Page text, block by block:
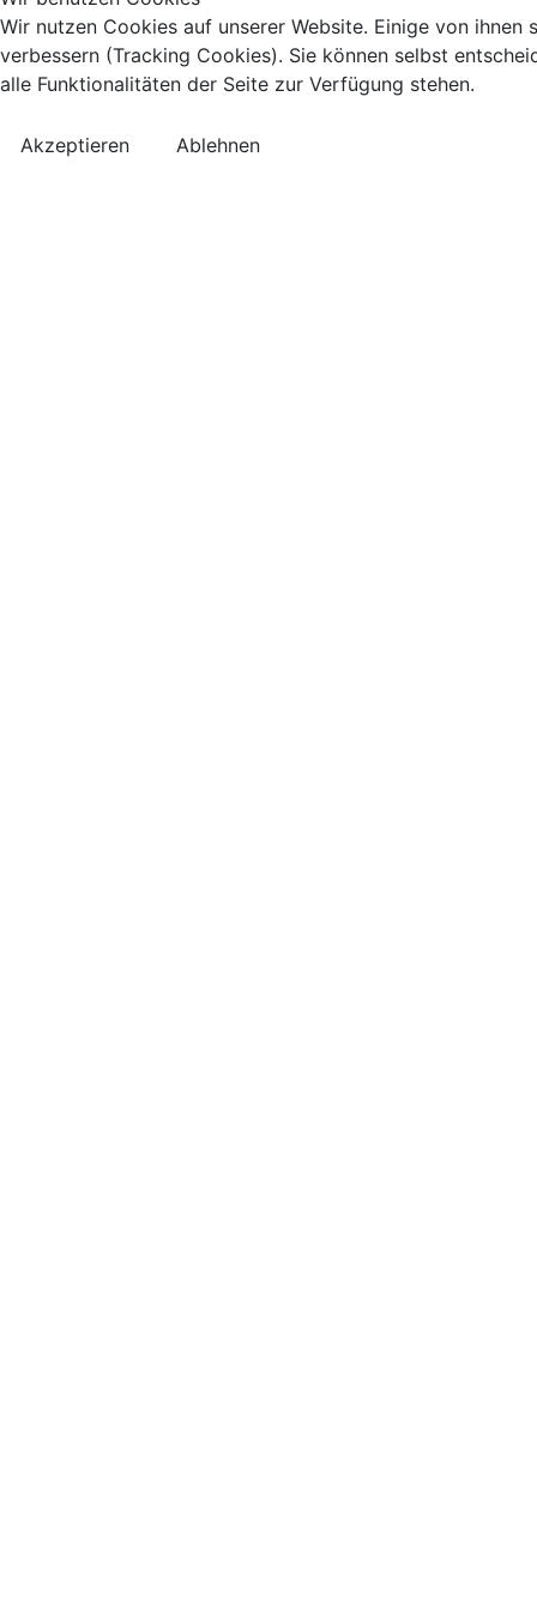
Wir nutzen Cookies auf unserer Website. Einige von
verbessern (Tracking Cookies). Sie können selbst
alle Funktionalitäten der Seite zur Verfügung stehen.
Akzeptieren Ablehnen